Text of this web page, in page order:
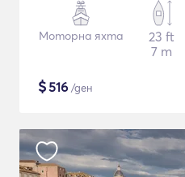
Моторна яхта
23 ft
7 m
$516 /ден